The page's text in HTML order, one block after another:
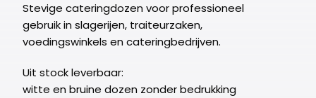
Stevige cateringdozen voor professioneel
gebruik in slagerijen, traiteurzaken,
voedingswinkels en cateringbedrijven.
Uit stock leverbaar:
witte en bruine dozen zonder bedrukking